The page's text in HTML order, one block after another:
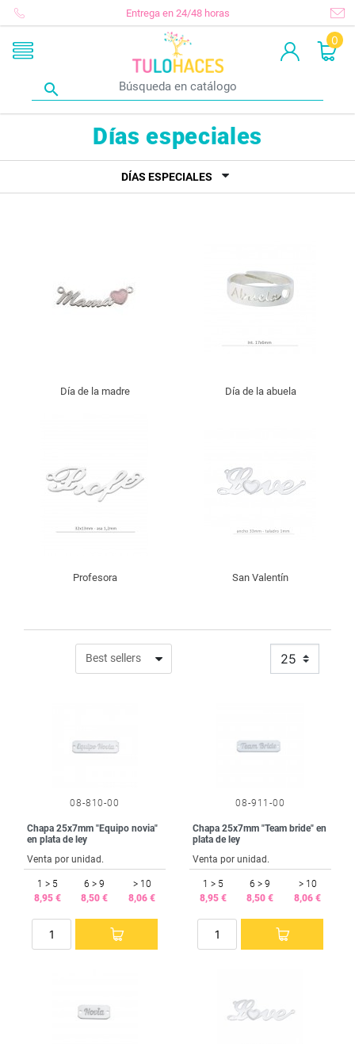
Entrega en 24/48 horas
0

Días especiales
DÍAS ESPECIALES
Día de la madre Día de la abuela
Profesora San Valentín
25
08-810-00
Chapa 25x7mm "Equipo novia"
en plata de ley
Venta por unidad.
1 > 5
8,95 €
6 > 9
8,50 €
> 10
8,06 €
08-911-00
Chapa 25x7mm "Team bride" en
plata de ley
Venta por unidad.
1 > 5
8,95 €
6 > 9
8,50 €
> 10
8,06 €